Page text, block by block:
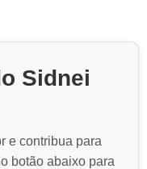
Sidnei
e contribua para
botão abaixo para